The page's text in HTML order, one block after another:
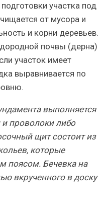
участка под
от мусора и
и корни деревьев.
почвы (дерна)
участок имеет
выравнивается по
выполняется
проволоки либо
щит состоит из
которые
поясом. Бечевка на
вкрученного в доску